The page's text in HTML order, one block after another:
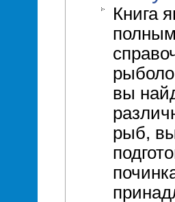
Книга
вы
рыб,